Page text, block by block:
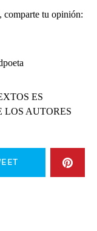
comparte tu opinión:
ES
LOS AUTORES